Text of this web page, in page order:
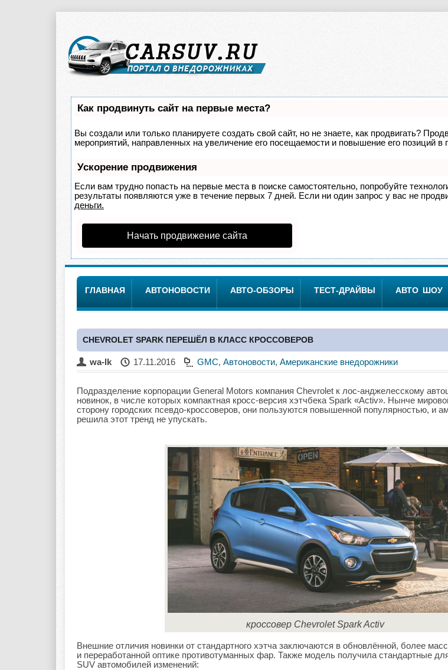
Как продвинуть сайт на первые места?
Вы создали или только планируете создать свой сайт, но не знаете, как продвигать?
мероприятий, направленных на увеличение его посещаемости и повышение его позиций в
Ускорение продвижения
Если вам трудно попасть на первые места в поиске самостоятельно, попробуйте
результаты появляются уже в течение первых 7 дней. Если ни один запрос у вас не
деньги.
Начать продвижение сайта
ГЛАВНАЯ АВТОНОВОСТИ АВТО-ОБЗОРЫ ТЕСТ-ДРАЙВЫ АВТО ШОУ
CHEVROLET SPARK ПЕРЕШЁЛ В КЛАСС КРОССОВЕРОВ
wa-lk 17.11.2016 GMC, Автоновости, Американские внедорожники
Подразделение корпорации General Motors компания Chevrolet к лос-анджелесскому
новинок, в числе которых компактная кросс-версия хэтчбека Spark «Activ». Нынче
сторону городских псевдо-кроссоверов, они пользуются повышенной популярностью, и
решила этот тренд не упускать.
кроссовер Chevrolet Spark Activ
Внешние отличия новинки от стандартного хэтча заключаются в обновлённой, более
и переработанной оптике противотуманных фар. Также модель получила стандартные
SUV автомобилей изменений: